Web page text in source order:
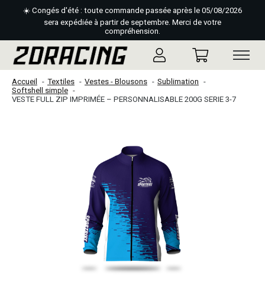
☀️ Congés d'été : toute commande passée après le 05/08/2026
sera expédiée à partir de septembre. Merci de votre
compréhension.
Accueil Textiles Vestes - Blousons
Sublimation
Softshell simple
VESTE FULL ZIP IMPRIMÉE – PERSONNALISABLE 200G SERIE 3-7